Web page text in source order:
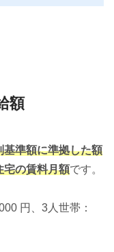
額
基準額に準拠した額
宅の賃料月額です。
円、3人世帯：